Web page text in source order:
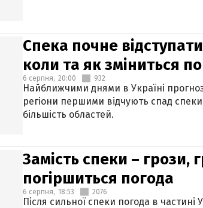
Спека почне
коли та як зміниться
6 серпня, 20:00 932
Найближчими днями в Україні
регіони першими відчують спад
більшість областей.
Замість спеки – грози,
погіршиться погода
6 серпня, 18:53 2076
Після сильної спеки погода в